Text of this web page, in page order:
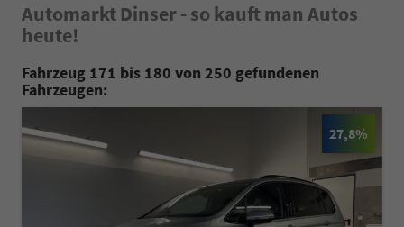
Automarkt Dinser - so kauft man Autos
heute!
Fahrzeug 171 bis 180 von 250 gefundenen
Fahrzeugen:
27,8%